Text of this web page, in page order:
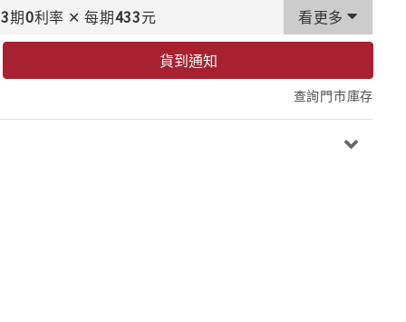
3期0利率 ✕ 每期433元 看更多
貨到通知
查詢門市庫存